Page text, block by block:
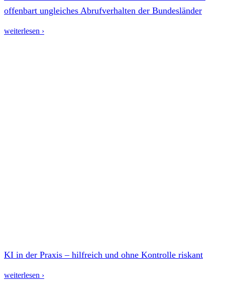
offenbart ungleiches Abrufverhalten der Bundesländer
weiterlesen ›
KI in der Praxis – hilfreich und ohne Kontrolle riskant
weiterlesen ›